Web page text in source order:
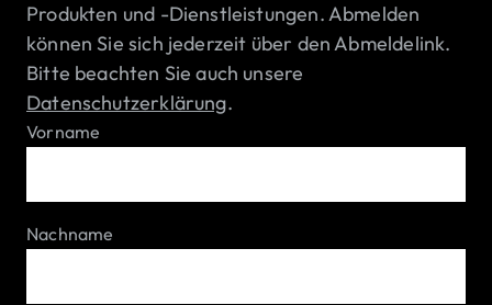
Produkten und -Dienstleistungen. Abmelden
können Sie sich jederzeit über den Abmeldelink.
Bitte beachten Sie auch unsere
Datenschutzerklärung.
Vorname
Nachname